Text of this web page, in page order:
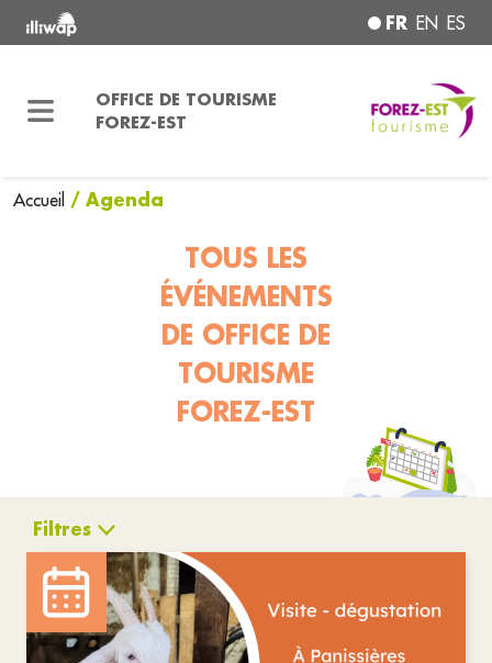
FR EN ES
OFFICE DE TOURISME
FOREZ-EST
Accueil / Agenda
TOUS LES
ÉVÉNEMENTS
DE OFFICE DE
TOURISME
FOREZ-EST
Filtres
Culture Animations
Réinitialiser les filtres